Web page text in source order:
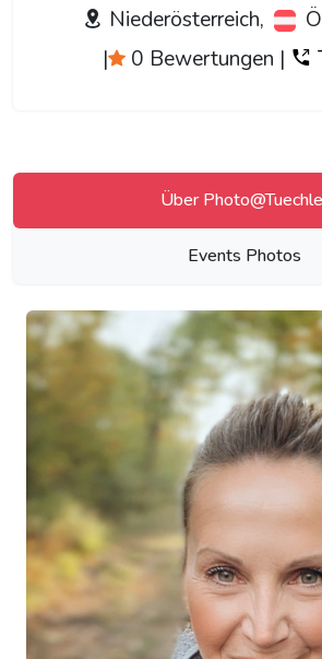
Niederösterreich,
|
0 Bewertungen |
Über
Events Photos